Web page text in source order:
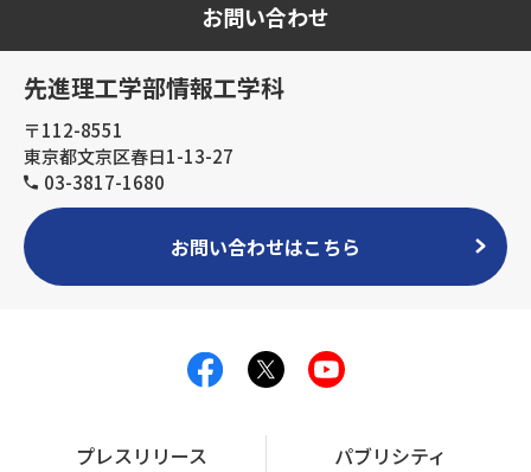
お問い合わせ
先進理工学部情報工学科
〒112-8551
東京都文京区春日1-13-27
03-3817-1680
お問い合わせはこちら
プレスリリース パブリシティ